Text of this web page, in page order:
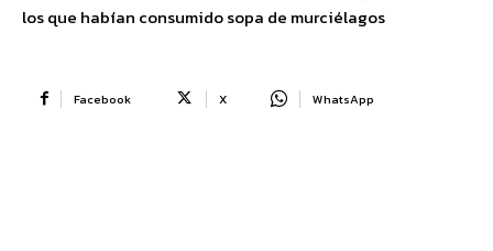
los que habían consumido sopa de murciélagos
Facebook X WhatsApp